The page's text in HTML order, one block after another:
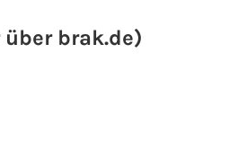
brak.de)